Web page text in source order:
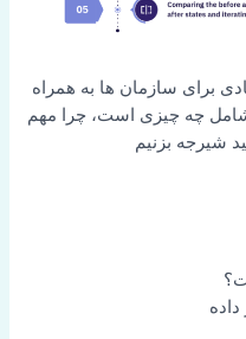
برای سازمان ها به همراه
شامل چه چیزی است، چرا مهم
شیرجه بزنیم